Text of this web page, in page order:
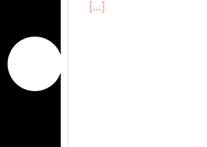
[…]